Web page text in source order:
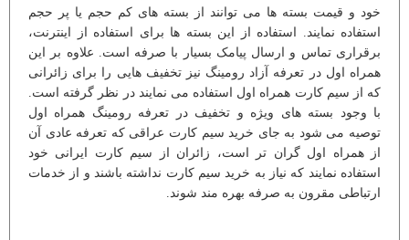
خود و قیمت بسته ها می توانند از بسته های کم حجم یا پر حجم
استفاده نمایند. استفاده از این بسته ها برای استفاده از اینترنت،
برقراری تماس و ارسال پیامک بسیار با صرفه است. علاوه بر این
همراه اول در تعرفه آزاد رومینگ نیز تخفیف هایی را برای زائرانی
که از سیم کارت همراه اول استفاده می نمایند در نظر گرفته است.
با وجود بسته های ویژه و تخفیف در تعرفه رومینگ همراه اول
توصیه می شود به جای خرید سیم کارت عراقی که تعرفه عادی آن
از همراه اول گران تر است، زائران از سیم کارت ایرانی خود
استفاده نمایند که نیاز به خرید سیم کارت نداشته باشند و از خدمات
ارتباطی مقرون به صرفه بهره مند شوند.